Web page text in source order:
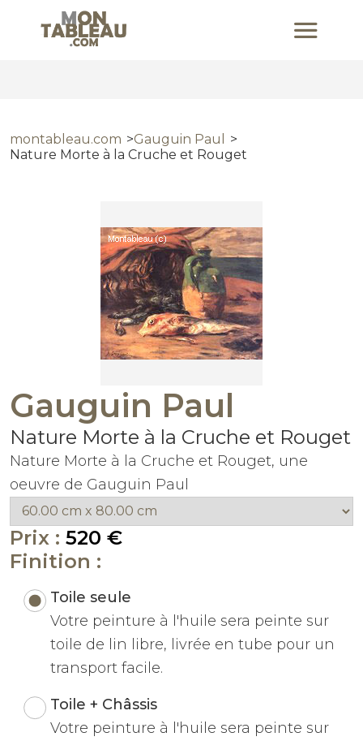
montableau.com
Gauguin Paul
Nature Morte à la Cruche et Rouget
Gauguin Paul
Nature Morte à la Cruche et Rouget
Nature Morte à la Cruche et Rouget, une
oeuvre de Gauguin Paul
Prix : 520 €
Finition :
Toile seule
Votre peinture à l'huile sera peinte sur
toile de lin libre, livrée en tube pour un
transport facile.
Toile + Châssis
Votre peinture à l'huile sera peinte sur